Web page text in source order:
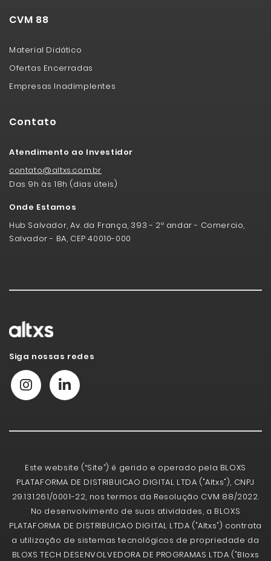
CVM 88
Material Didático
Ofertas Encerradas
Empresas Inadimplentes
Contato
Atendimento ao Investidor
contato@altxs.com.br
Das 9h às 18h (dias úteis)
Onde Estamos
Hub Salvador, Av. da França, 393 - 2º andar - Comercio,
Salvador - BA, CEP 40010-000
Siga nossas redes
Este website (“Site”) é gerido e operado pela BLOXS
PLATAFORMA DE DISTRIBUICAO DIGITAL LTDA ("Altxs"), CNPJ
29.131.261/0001-22, nos termos da Resolução CVM 88/2022.
No desenvolvimento de suas atividades, a BLOXS
PLATAFORMA DE DISTRIBUICAO DIGITAL LTDA ("Altxs") contrata
a utilização de sistemas tecnológicos de propriedade da
BLOXS TECH DESENVOLVEDORA DE PROGRAMAS LTDA ("Bloxs